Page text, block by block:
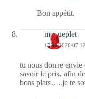
Bon appétit.
moqueplet
17/03/2026/07:12
tu nous donne envie
savoir le prix, afin
bons plats…..je te